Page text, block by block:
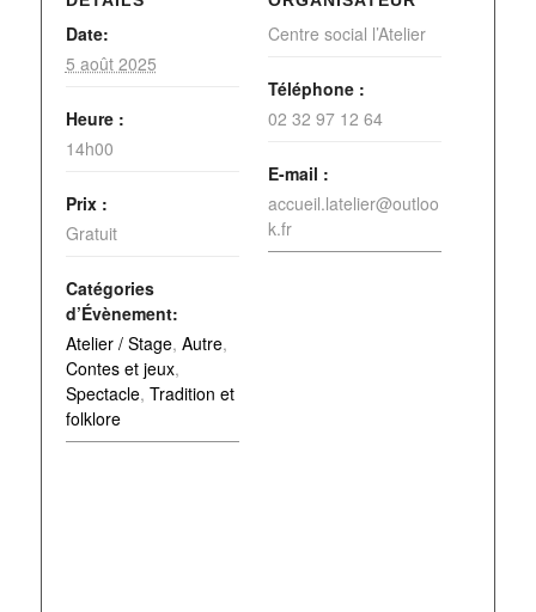
Date:
5 août 2025
Heure :
14h00
Prix :
Gratuit
Catégories
d’Évènement:
Atelier / Stage, Autre,
Contes et jeux,
Spectacle, Tradition et
folklore
Centre social l’Atelier
Téléphone :
02 32 97 12 64
E-mail :
accueil.latelier@outloo
k.fr